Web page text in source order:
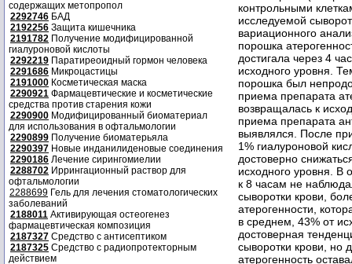
содержащих метопропол
2292746 БАД
2192256 Защита кишечника
2191782 Получение модифицированной
гиалуроновой кислоты
2292219 Паратиреоидный гормон человека
2291686 Микроцастицы
2191000 Косметическая маска
2290921 Фармацевтические и косметические
средства против старения кожи
2290900 Модифицированный биоматериал
для использования в офтальмологии
2290899 Получение биоматерьяла
2290397 Новые инданилиденовые соединения
2290186 Лечение сирингомиелии
2288702 Иррингационный раствор для
офтальмологии
2288699 Гель для лечения стоматологических
заболеваний
2188011 Активирующая остеогенез
фармацевтическая композиция
2187327 Средство с антисептиком
2187325 Средство с радиопротекторным
действием
контрольными
исследуемой
вариационного
порошка
достигала через 4
исходного уровня.
порошка был
приема препарата
возвращалась к
приема препарата
выявлялся. После
1% гиалуроновой
достоверно
исходного уровня. В
к 8 часам не
сыворотки крови,
атерогенности,
в среднем, 43% от
достоверная
сыворотки крови, но
атерогенность